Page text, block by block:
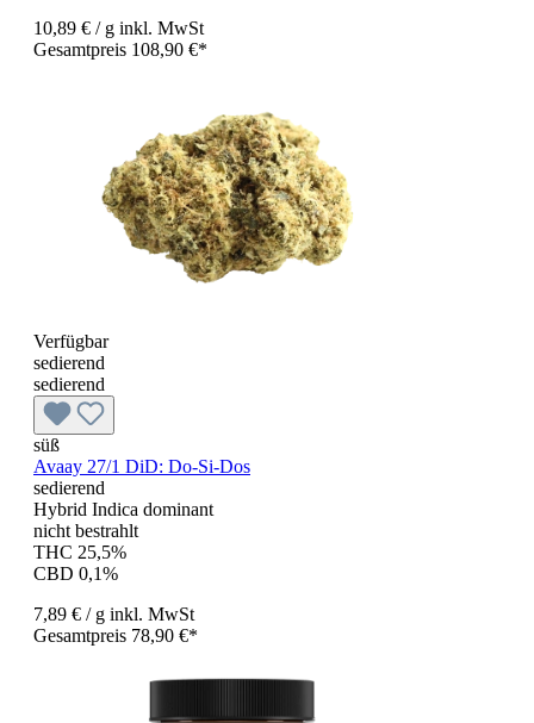
10,89 € / g inkl. MwSt
Gesamtpreis 108,90 €*
Verfügbar
sedierend
sedierend
süß
Avaay 27/1 DiD: Do-Si-Dos
sedierend
Hybrid Indica dominant
nicht bestrahlt
THC 25,5%
CBD 0,1%
7,89 € / g inkl. MwSt
Gesamtpreis 78,90 €*